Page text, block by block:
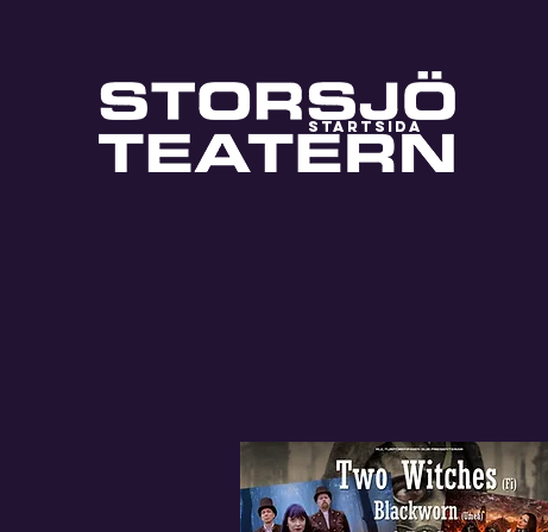
STARTSIDA